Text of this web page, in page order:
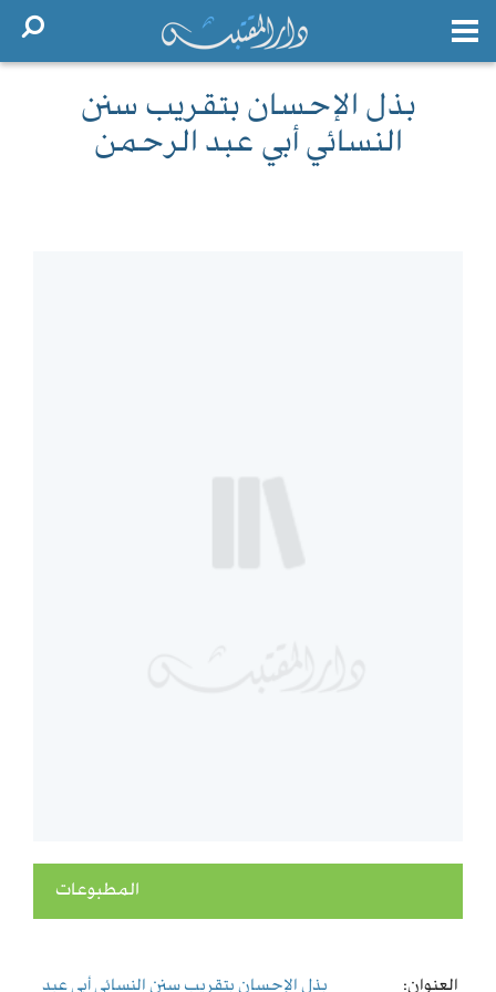
بذل الإحسان بتقريب سنن
النسائي أبي عبد الرحمن
المطبوعات
العنوان: بذل الإحسان بتقريب سنن النسائي أبي عبد